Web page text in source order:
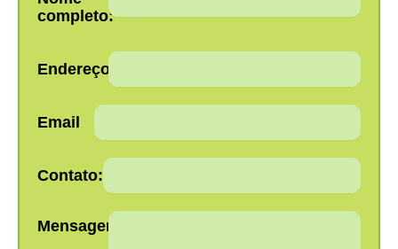
completo:
Endereço:
Email
Contato:
Mensagem: